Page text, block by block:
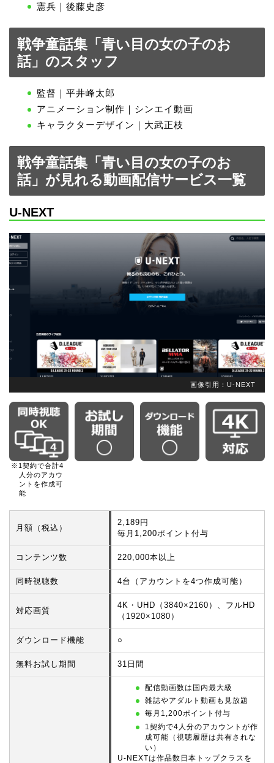
憲兵｜後藤史彦
戦争童話集「青い目の女の子のお
話」のスタッフ
監督｜平井峰太郎
アニメーション制作｜シンエイ動画
キャラクターデザイン｜大武正枝
戦争童話集「青い目の女の子のお
話」が見れる動画配信サービス一覧
U-NEXT
画像引用：U-NEXT
※1契約で合計4
人分のアカウ
ントを作成可
能
月額（税込）
2,189円
毎月1,200ポイント付与
コンテンツ数 220,000本以上
同時視聴数 4台（アカウントを4つ作成可能）
対応画質
4K・UHD（3840×2160）、フルHD
（1920×1080）
ダウンロード機能 ○
無料お試し期間 31日間
配信動画数は国内最大級
雑誌やアダルト動画も見放題
毎月1,200ポイント付与
1契約で4人分のアカウントが作
成可能（視聴履歴は共有されな
い）
U-NEXTは作品数日本トップクラスを